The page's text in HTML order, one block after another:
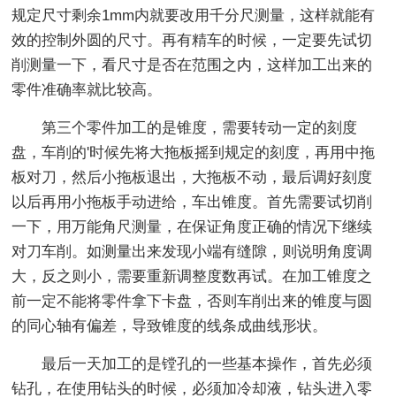
规定尺寸剩余1mm内就要改用千分尺测量，这样就能有
效的控制外圆的尺寸。再有精车的时候，一定要先试切
削测量一下，看尺寸是否在范围之内，这样加工出来的
零件准确率就比较高。
第三个零件加工的是锥度，需要转动一定的刻度
盘，车削的'时候先将大拖板摇到规定的刻度，再用中拖
板对刀，然后小拖板退出，大拖板不动，最后调好刻度
以后再用小拖板手动进给，车出锥度。首先需要试切削
一下，用万能角尺测量，在保证角度正确的情况下继续
对刀车削。如测量出来发现小端有缝隙，则说明角度调
大，反之则小，需要重新调整度数再试。在加工锥度之
前一定不能将零件拿下卡盘，否则车削出来的锥度与圆
的同心轴有偏差，导致锥度的线条成曲线形状。
最后一天加工的是镗孔的一些基本操作，首先必须
钻孔，在使用钻头的时候，必须加冷却液，钻头进入零